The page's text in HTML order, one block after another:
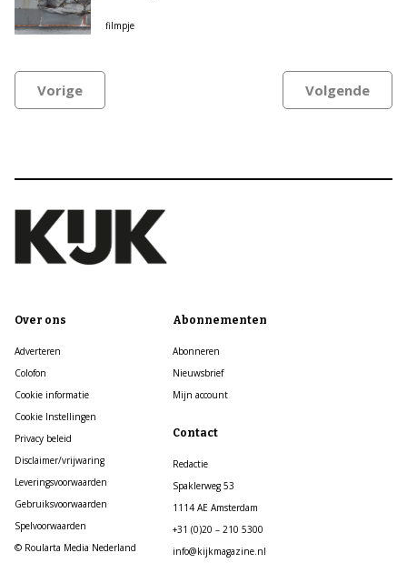
filmpje
Vorige Volgende
Over ons
Adverteren
Colofon
Cookie informatie
Cookie Instellingen
Privacy beleid
Disclaimer/vrijwaring
Leveringsvoorwaarden
Gebruiksvoorwaarden
Spelvoorwaarden
© Roularta Media Nederland
Abonnementen
Abonneren
Nieuwsbrief
Mijn account
Contact
Redactie
Spaklerweg 53
1114 AE Amsterdam
+31 (0)20 – 210 5300
info@kijkmagazine.nl